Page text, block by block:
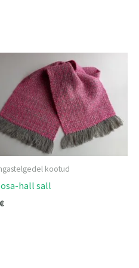
kootud
hall sall
€